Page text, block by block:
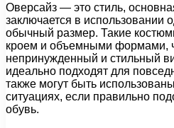
Оверсайз — это стиль,
заключается в
обычный размер. Такие
кроем и объемными формами,
непринужденный и стильный
идеально подходят для
также могут быть
ситуациях, если правильно
обувь.